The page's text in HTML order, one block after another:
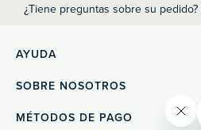
¿Tiene preguntas sobre su
AYUDA
SOBRE NOSOTROS
MÉTODOS DE PAGO